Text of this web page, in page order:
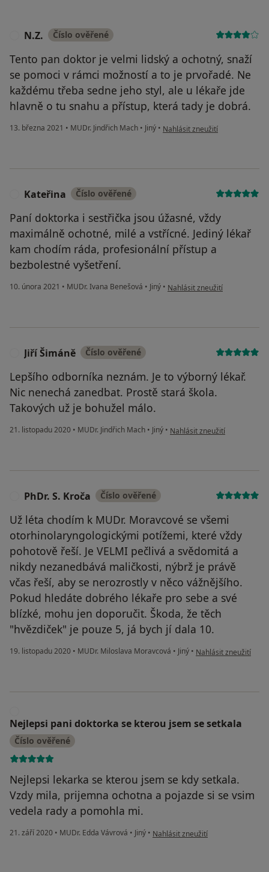
N.Z. Číslo ověřené
Tento pan doktor je velmi lidský a ochotný, snaží
se pomoci v rámci možností a to je prvořadé. Ne
každému třeba sedne jeho styl, ale u lékaře jde
hlavně o tu snahu a přístup, která tady je dobrá.
13. března 2021 • MUDr. Jindřich Mach • Jiný • podle názoru uživatele N.Z.
Nahlásit zneužití
Kateřina Číslo ověřené
Paní doktorka i sestřička jsou úžasné, vždy
maximálně ochotné, milé a vstřícné. Jediný lékař
kam chodím ráda, profesionální přístup a
bezbolestné vyšetření.
10. února 2021 • MUDr. Ivana Benešová • Jiný • podle názoru uživatele
Nahlásit zneužití
Jiří Šimáně Číslo ověřené
Lepšího odborníka neznám. Je to výborný lékař.
Nic nenechá zanedbat. Prostě stará škola.
Takových už je bohužel málo.
21. listopadu 2020 • MUDr. Jindřich Mach • Jiný • podle názoru uživatele Jiří
Nahlásit zneužití
PhDr. S. Kroča Číslo ověřené
Už léta chodím k MUDr. Moravcové se všemi
otorhinolaryngologickými potížemi, které vždy
pohotově řeší. Je VELMI pečlivá a svědomitá a
nikdy nezanedbává maličkosti, nýbrž je právě
včas řeší, aby se nerozrostly v něco vážnějšího.
Pokud hledáte dobrého lékaře pro sebe a své
blízké, mohu jen doporučit. Škoda, že těch
"hvězdiček" je pouze 5, já bych jí dala 10.
19. listopadu 2020 • MUDr. Miloslava Moravcová • Jiný • podle názoru
Nahlásit zneužití
Nejlepsi pani doktorka se kterou jsem se setkala
Číslo ověřené
Nejlepsi lekarka se kterou jsem se kdy setkala.
Vzdy mila, prijemna ochotna a pojazde si se vsim
vedela rady a pomohla mi.
21. září 2020 • MUDr. Edda Vávrová • Jiný • podle názoru uživatele Nejlepsi
Nahlásit zneužití